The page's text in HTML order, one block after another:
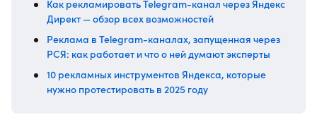
Как рекламировать Telegram-канал через Яндекс
Директ — обзор всех возможностей
Реклама в Telegram-каналах, запущенная через
РСЯ: как работает и что о ней думают эксперты
10 рекламных инструментов Яндекса, которые
нужно протестировать в 2025 году